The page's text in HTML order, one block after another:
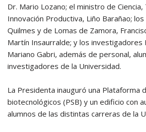
Dr. Mario Lozano; el ministro de Ciencia,
Innovación Productiva, Liño Barañao;
Quilmes y de Lomas de Zamora,
Martín Insaurralde; y los investigadores
Mariano Gabri, además de personal,
investigadores de la Universidad.
La Presidenta inauguró una Plataforma
biotecnológicos (PSB) y un edificio con
alumnos de las distintas carreras de la